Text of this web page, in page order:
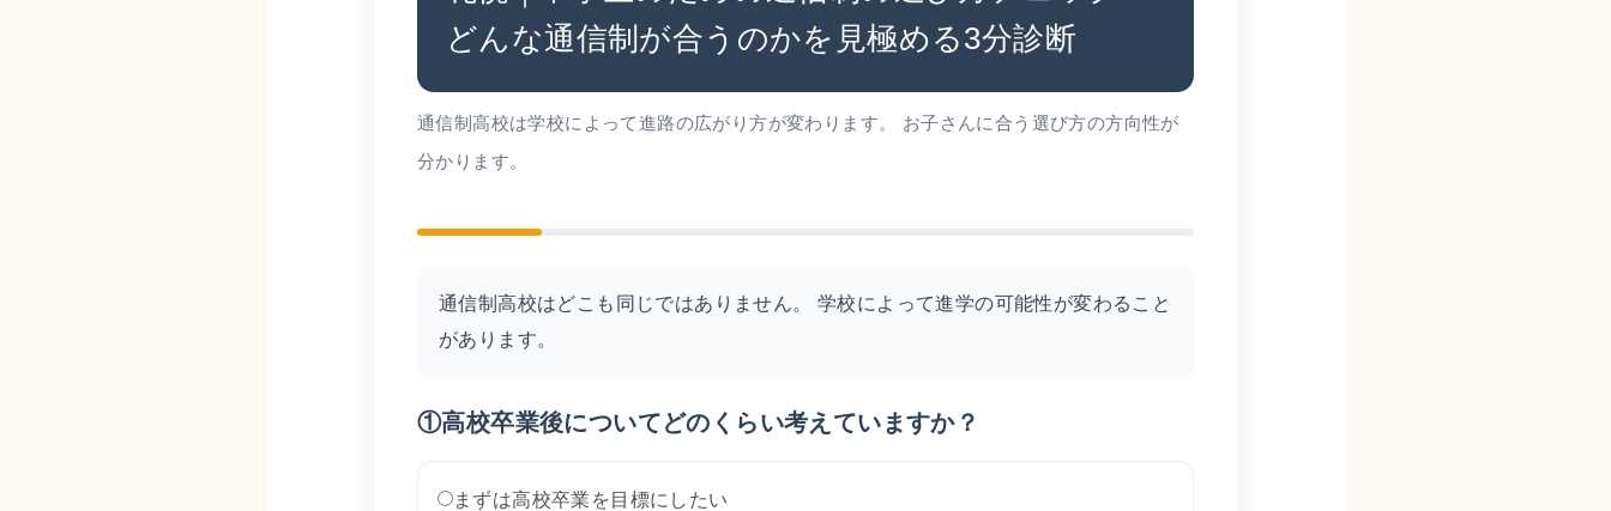
どんな通信制が合うのかを見極める3分診断
通信制高校は学校によって進路の広がり方が変わります。 お子さんに合う選び方の方向性が
分かります。
通信制高校はどこも同じではありません。 学校によって進学の可能性が変わること
があります。
①高校卒業後についてどのくらい考えていますか？
まずは高校卒業を目標にしたい